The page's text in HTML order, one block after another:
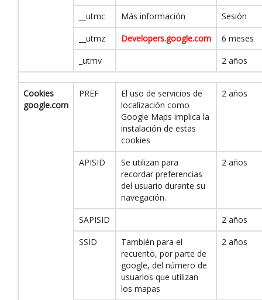
__utmc Más información
Sesión
__utmz
Developers.google.com
6 meses
_utmv
2 años
Cookies
google.com
PREF
El uso de servicios de
localización como
Google Maps implica la
instalación de estas
cookies
2 años
APISID
Se utilizan para
recordar preferencias
del usuario durante su
navegación.
2 años
SAPISID
2 años
SSID
También para el
recuento, por parte de
google, del número de
usuarios que utilizan
los mapas
2 años